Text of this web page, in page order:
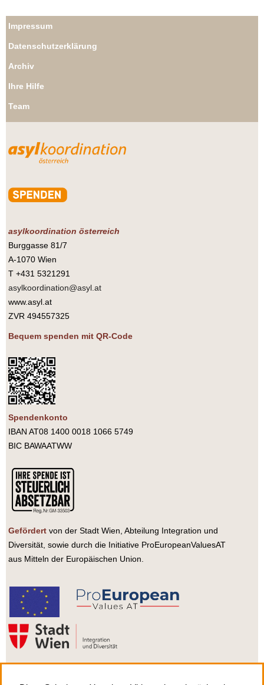
Impressum
Datenschutzerklärung
Archiv
Ihre Hilfe
Team
asylkoordination österreich
Burggasse 81/7
A-1070 Wien
T +431 5321291
asylkoordination@asyl.at
www.asyl.at
ZVR 494557325
Bequem spenden mit QR-Code
Spendenkonto
IBAN AT08 1400 0018 1066 5749
BIC BAWAATWW
Gefördert von der Stadt Wien, Abteilung Integration und
Diversität, sowie durch die Initiative ProEuropeanValuesAT
aus Mitteln der Europäischen Union.